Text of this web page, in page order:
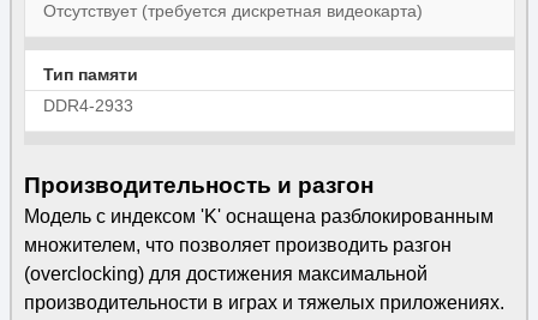
Отсутствует (требуется дискретная видеокарта)
Тип памяти
DDR4-2933
Производительность и разгон
Модель с индексом 'K' оснащена разблокированным
множителем, что позволяет производить разгон
(overclocking) для достижения максимальной
производительности в играх и тяжелых приложениях.